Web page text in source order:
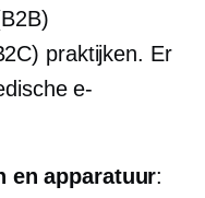
praktijken. Er
e-
en apparatuur: